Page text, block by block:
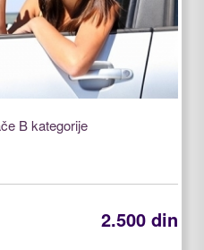
B kategorije
2.500 din